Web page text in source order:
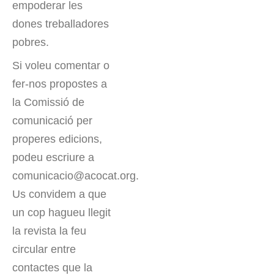
empoderar les
dones treballadores
pobres.
Si voleu comentar o
fer-nos propostes a
la Comissió de
comunicació per
properes edicions,
podeu escriure a
comunicacio@acocat.org.
Us convidem a que
un cop hagueu llegit
la revista la feu
circular entre
contactes que la